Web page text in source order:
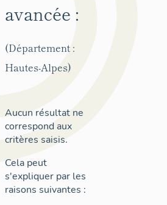
avancée :
(Département :
Hautes-Alpes)
Aucun résultat ne
correspond aux
critères saisis.
Cela peut
s'expliquer par les
raisons suivantes :